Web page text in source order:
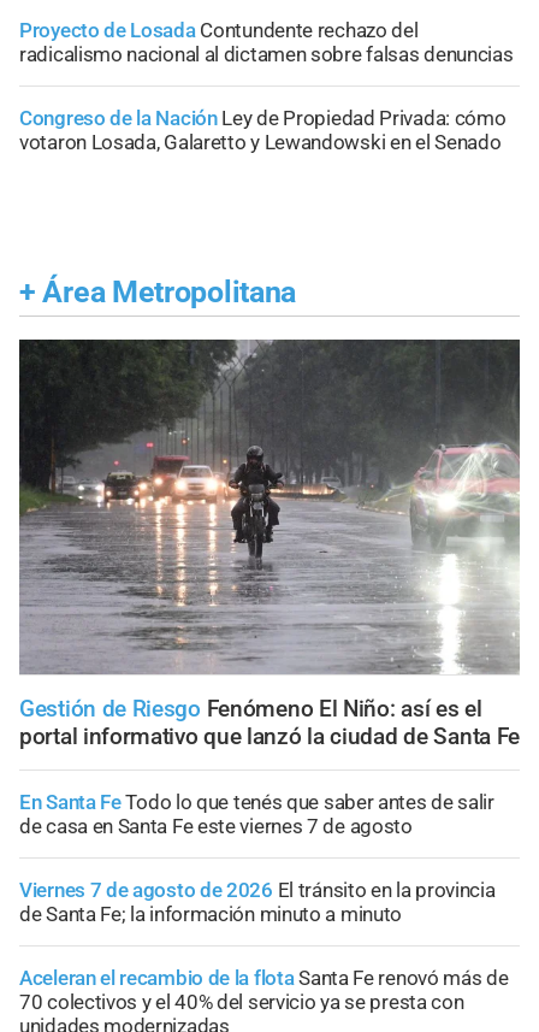
Proyecto de Losada Contundente rechazo del
radicalismo nacional al dictamen sobre falsas denuncias
Congreso de la Nación Ley de Propiedad Privada: cómo
votaron Losada, Galaretto y Lewandowski en el Senado
+ Área Metropolitana
Gestión de Riesgo Fenómeno El Niño: así es el
portal informativo que lanzó la ciudad de Santa Fe
En Santa FeTodo lo que tenés que saber antes de salir
de casa en Santa Fe este viernes 7 de agosto
Viernes 7 de agosto de 2026 El tránsito en la provincia
de Santa Fe; la información minuto a minuto
Aceleran el recambio de la flotaSanta Fe renovó más de
70 colectivos y el 40% del servicio ya se presta con
unidades modernizadas